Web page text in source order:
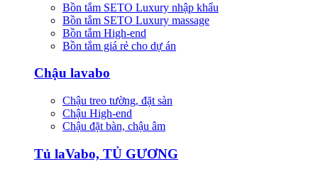
Bồn tắm SETO Luxury nhập khẩu
Bồn tắm SETO Luxury massage
Bồn tắm High-end
Bồn tắm giá rẻ cho dự án
Chậu lavabo
Chậu treo tường, đặt sàn
Chậu High-end
Chậu đặt bàn, chậu âm
Tủ laVabo, TỦ GƯƠNG